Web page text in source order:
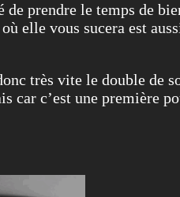
prendre le temps de
elle vous sucera est
très vite le double de
car c’est une première